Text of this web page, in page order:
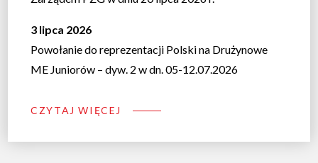
3 lipca 2026
Powołanie do reprezentacji Polski na Drużynowe
ME Juniorów – dyw. 2 w dn. 05-12.07.2026
CZYTAJ WIĘCEJ